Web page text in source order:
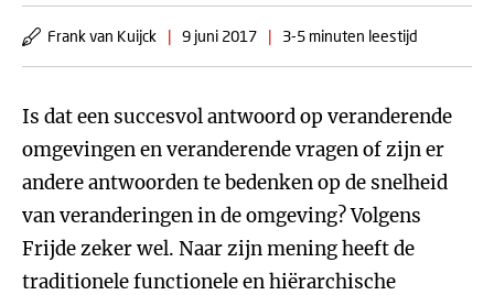
Frank van Kuijck | 9 juni 2017 | 3-5 minuten leestijd
Is dat een succesvol antwoord op veranderende
omgevingen en veranderende vragen of zijn er
andere antwoorden te bedenken op de snelheid
van veranderingen in de omgeving? Volgens
Frijde zeker wel. Naar zijn mening heeft de
traditionele functionele en hiërarchische